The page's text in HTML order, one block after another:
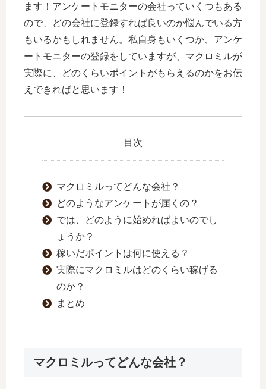
ます！アンケートモニターの会社っていくつもある
ので、どの会社に登録すれば良いのか悩んでいる方
もいるかもしれません。私自身もいくつか、アンケ
ートモニターの登録をしていますが、マクロミルが
実際に、どのくらいポイントがもらえるのかをお伝
えできればと思います！
目次
マクロミルってどんな会社？
どのようなアンケートが届くの？
では、どのように始めればよいのでし
ょうか？
稼いだポイントは何に使える？
実際にマクロミルはどのくらい稼げる
のか？
まとめ
マクロミルってどんな会社？